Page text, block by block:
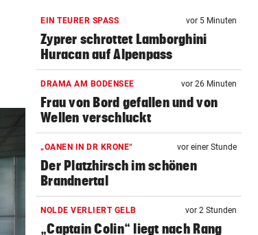
EIN TEURER SPASS vor 5 Minuten
Zyprer schrottet Lamborghini
Huracan auf Alpenpass
DRAMA AM BODENSEE vor 26 Minuten
Frau von Bord gefallen und von
Wellen verschluckt
„OANEN IN DR KRONE“ vor einer Stunde
Der Platzhirsch im schönen
Brandnertal
NOLDE VERLIERT GELB vor 2 Stunden
„Captain Colin“ liegt nach Rang